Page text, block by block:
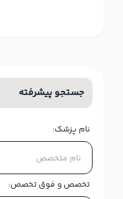
جستجو پیشرفته
نام پزشک:
تخصص و فوق تخصص: